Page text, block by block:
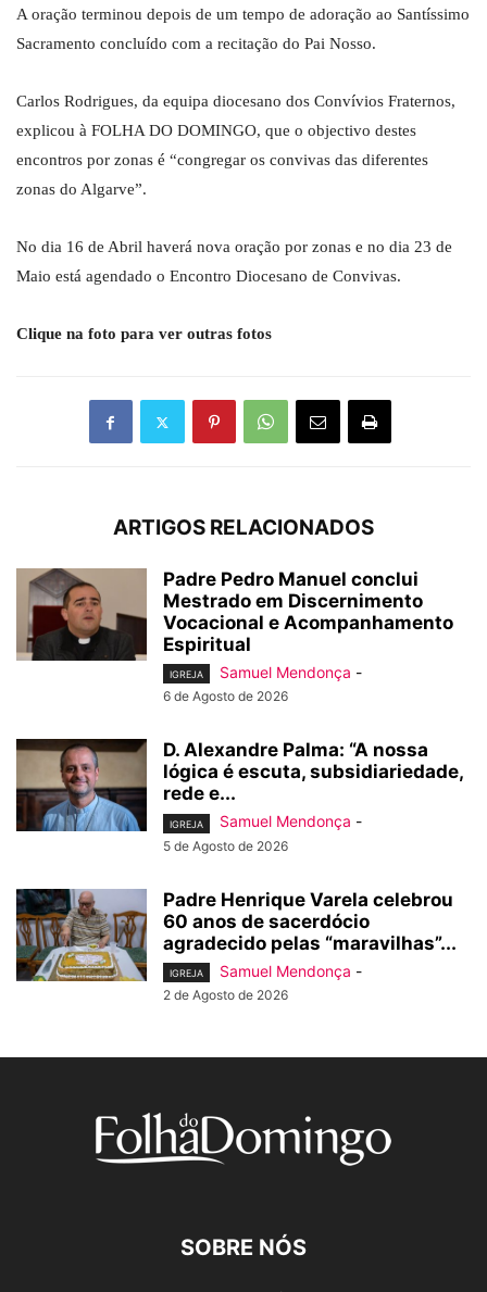
A oração terminou depois de um tempo de adoração ao Santíssimo
Sacramento concluído com a recitação do Pai Nosso.
Carlos Rodrigues, da equipa diocesano dos Convívios Fraternos,
explicou à FOLHA DO DOMINGO, que o objectivo destes
encontros por zonas é “congregar os convivas das diferentes
zonas do Algarve”.
No dia 16 de Abril haverá nova oração por zonas e no dia 23 de
Maio está agendado o Encontro Diocesano de Convivas.
Clique na foto para ver outras fotos
ARTIGOS RELACIONADOS
Padre Pedro Manuel conclui
Mestrado em Discernimento
Vocacional e Acompanhamento
Espiritual
IGREJA Samuel Mendonça -
6 de Agosto de 2026
D. Alexandre Palma: “A nossa
lógica é escuta, subsidiariedade,
rede e...
IGREJA Samuel Mendonça -
5 de Agosto de 2026
Padre Henrique Varela celebrou
60 anos de sacerdócio
agradecido pelas “maravilhas”...
IGREJA Samuel Mendonça -
2 de Agosto de 2026
SOBRE NÓS